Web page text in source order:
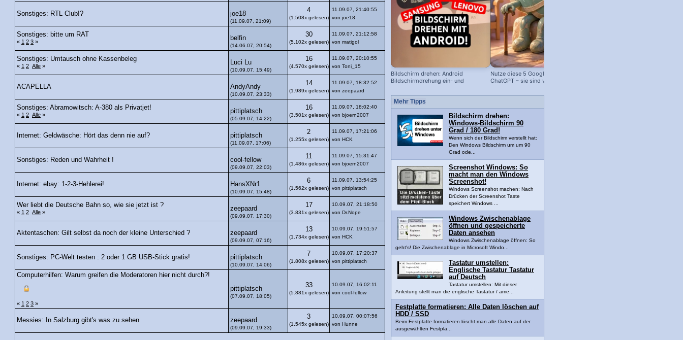
Sonstiges: RTL Club!? joe18
(11.09.07, 21:09)
4
(1.508x gelesen)
11.09.07, 21:40:55
von joe18
Sonstiges: bitte um RAT
« 1 2 3 »
belfin
(14.06.07, 20:54)
30
(5.102x gelesen)
11.09.07, 21:12:58
von matigol
Sonstiges: Umtausch ohne Kassenbeleg
« 1 2 Alle »
Luci Lu
(10.09.07, 15:49)
16
(4.570x gelesen)
11.09.07, 20:10:55
von Toni_15
ACAPELLA AndyAndy
(10.09.07, 23:33)
14
(1.989x gelesen)
11.09.07, 18:32:52
von zeepaard
Sonstiges: Abramowitsch: A-380 als Privatjet!
« 1 2 Alle »
pittiplatsch
(05.09.07, 14:22)
16
(3.501x gelesen)
11.09.07, 18:02:40
von bjoern2007
Internet: Geldwäsche: Hört das denn nie auf? pittiplatsch
(11.09.07, 17:06)
2
(1.255x gelesen)
11.09.07, 17:21:06
von HCK
Sonstiges: Reden und Wahrheit ! cool-fellow
(09.09.07, 22:03)
11
(1.486x gelesen)
11.09.07, 15:31:47
von bjoern2007
Internet: ebay: 1-2-3-Hehlerei! HansXNr1
(10.09.07, 15:48)
6
(1.562x gelesen)
11.09.07, 13:54:25
von pittiplatsch
Wer liebt die Deutsche Bahn so, wie sie jetzt ist ?
« 1 2 Alle »
zeepaard
(09.09.07, 17:30)
17
(3.831x gelesen)
10.09.07, 21:18:50
von Dr.Nope
Aktentaschen: Gilt selbst da noch der kleine Unterschied ? zeepaard
(09.09.07, 07:16)
13
(1.734x gelesen)
10.09.07, 19:51:57
von HCK
Sonstiges: PC-Welt testen : 2 oder 1 GB USB-Stick gratis! pittiplatsch
(10.09.07, 14:06)
7
(1.808x gelesen)
10.09.07, 17:20:37
von pittiplatsch
Computerhilfen: Warum greifen die Moderatoren hier nicht durch?!
« 1 2 3 »
pittiplatsch
(07.09.07, 18:05)
33
(5.881x gelesen)
10.09.07, 16:02:11
von cool-fellow
Messies: In Salzburg gibt's was zu sehen zeepaard
(09.09.07, 19:33)
3
(1.545x gelesen)
10.09.07, 00:07:56
von Hunne
Bildschirm drehen: Android
Bildschirmdrehung ein- und
Nutze diese 5 Google Tools statt
ChatGPT – sie sind viel besser!
Mehr Tipps
Bildschirm drehen:
Windows-Bildschirm 90
Grad / 180 Grad!
Wenn sich der Bildschirm verstellt hat:
Den Windows Bildschirm um um 90
Grad ode...
Screenshot Windows: So
macht man den Windows
Screenshot!
Windows Screenshot machen: Nach
Drücken der Screenshot Taste
speichert Windows ...
Windows Zwischenablage
öffnen und gespeicherte
Daten ansehen
Windows Zwischenablage öffnen: So
geht's! Die Zwischenablage in Microsoft Windo...
Tastatur umstellen:
Englische Tastatur Tastatur
auf Deutsch
Tastatur umstellen: Mit dieser
Anleitung stellt man die englische Tastatur / ame...
Festplatte formatieren: Alle Daten löschen auf
HDD / SSD
Beim Festplatte formatieren löscht man alle Daten auf der
ausgewählten Festpla...